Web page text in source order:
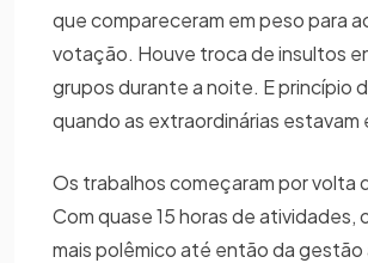
que compareceram em peso para
votação. Houve troca de insultos
grupos durante a noite. E princípio
quando as extraordinárias estavam
Os trabalhos começaram por volta
Com quase 15 horas de atividades,
mais polêmico até então da gestão